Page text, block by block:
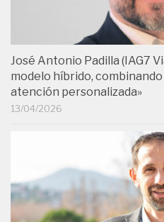
José Antonio Padilla (IAG7
modelo híbrido,
atención personalizada»
13/04/2026